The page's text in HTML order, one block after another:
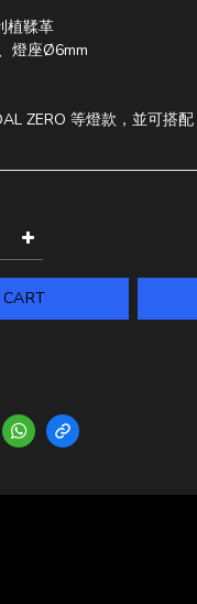
植鞣革
燈座Ø6mm
ZERO 等燈款，並可搭